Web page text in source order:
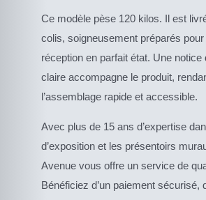
Ce modèle pèse 120 kilos. Il est
colis, soigneusement préparés
réception en parfait état. Une notice
claire accompagne le produit,
l’assemblage rapide et accessible.
Avec plus de 15 ans d’expertise
d’exposition et les présentoirs
Avenue vous offre un service de
Bénéficiez d’un paiement sécurisé,